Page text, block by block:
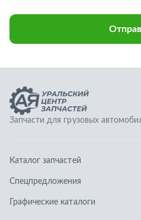
Каталог запчастей
Спецпредложения
О компании
Контакты
Доставка и оплата